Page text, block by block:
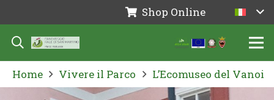
Shop Online
Home Vivere il Parco L’Ecomuseo del Vanoi